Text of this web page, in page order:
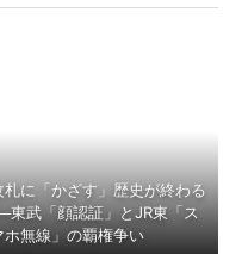
札に「かざす」歴史が終わる
東武「顔認証」とJR東「ス
ホ無線」の覇権争い